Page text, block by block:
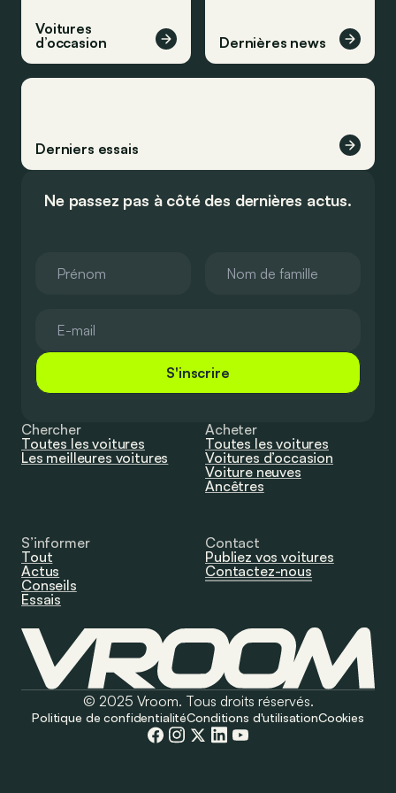
Voitures
d’occasion
Dernières news
Derniers essais
Ne passez pas à côté des dernières actus.
S'inscrire
Chercher
Toutes les voitures
Les meilleures voitures
Acheter
Toutes les voitures
Voitures d’occasion
Voiture neuves
Ancêtres
S’informer
Tout
Actus
Conseils
Essais
Contact
Publiez vos voitures
Contactez-nous
© 2025 Vroom. Tous droits réservés.
Politique de confidentialitéConditions d'utilisationCookies